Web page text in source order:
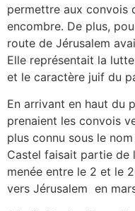
permettre aux convois
encombre. De plus,
route de Jérusalem
Elle représentait la
et le caractère juif du
En arrivant en haut du
prenaient les convois
plus connu sous le
Castel faisait partie de
menée entre le 2 et le
vers Jérusalem en